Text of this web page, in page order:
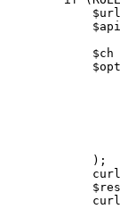
$ch
            );